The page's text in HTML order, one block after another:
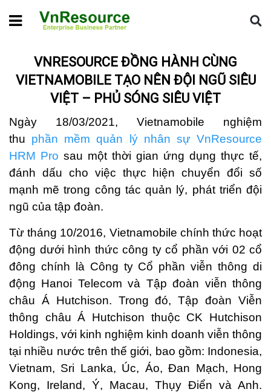
Home Tin dự án
VnResource đồng hành cùng Vietnamobile
tạo nên đội ngũ Siêu Việt – phủ sóng Siêu Việt
VNRESOURCE ĐỒNG HÀNH CÙNG
VIETNAMOBILE TẠO NÊN ĐỘI NGŨ SIÊU
VIỆT – PHỦ SÓNG SIÊU VIỆT
Ngày 18/03/2021, Vietnamobile nghiệm
thu phần mềm quản lý nhân sự VnResource
HRM Pro sau một thời gian ứng dụng thực tế,
đánh dấu cho việc thực hiện chuyển đổi số
mạnh mẽ trong công tác quản lý, phát triển đội
ngũ của tập đoàn.
Từ tháng 10/2016, Vietnamobile chính thức hoạt
động dưới hình thức công ty cổ phần với 02 cổ
đông chính là Công ty Cổ phần viễn thông di
động Hanoi Telecom và Tập đoàn viễn thông
châu Á Hutchison. Trong đó, Tập đoàn Viễn
thông châu Á Hutchison thuộc CK Hutchison
Holdings, với kinh nghiệm kinh doanh viễn thông
tại nhiều nước trên thế giới, bao gồm: Indonesia,
Vietnam, Sri Lanka, Úc, Áo, Đan Mạch, Hong
Kong, Ireland, Ý, Macau, Thụy Điển và Anh.